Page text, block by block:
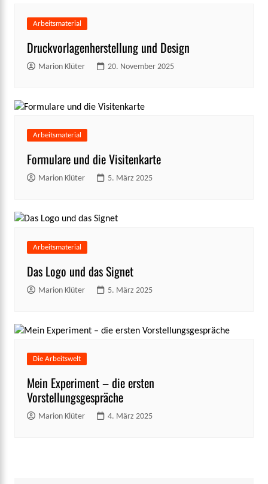
Arbeitsmaterial
Druckvorlagenherstellung und Design
Marion Klüter 20. November 2025
Arbeitsmaterial
Formulare und die Visitenkarte
Marion Klüter 5. März 2025
Arbeitsmaterial
Das Logo und das Signet
Marion Klüter 5. März 2025
Die Arbeitswelt
Mein Experiment – die ersten
Vorstellungsgespräche
Marion Klüter 4. März 2025